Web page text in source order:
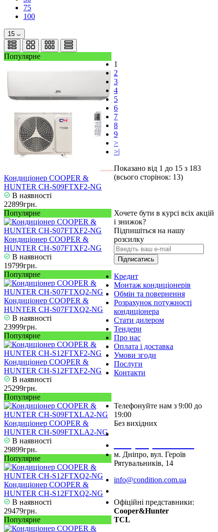
75
100
15
Популярне
Кондиціонер COOPER &
HUNTER CH-S09FTXF2-NG
В наявності
22899грн.
Популярне
Кондиціонер COOPER &
HUNTER CH-S07FTXF2-NG
В наявності
19799грн.
Популярне
Кондиціонер COOPER &
HUNTER CH-S07FTXQ2-NG
В наявності
23999грн.
Популярне
Кондиціонер COOPER &
HUNTER CH-S12FTXF2-NG
В наявності
25299грн.
Популярне
Кондиціонер COOPER &
HUNTER CH-S09FTXLA2-NG
В наявності
29899грн.
Популярне
Кондиціонер COOPER &
HUNTER CH-S12FTXQ2-NG
В наявності
29479грн.
Популярне
1
2
3
4
5
6
7
8
9
>
>|
Показано від 1 до 15 з 183
(всього сторінок: 13)
Хочете бути в курсі всіх акцій
і знижок?
Підпишіться на нашу
розсилку
Підписатись
Кредит
Монтаж кондиціонерів
Обмін та повернення
Розрахунок потужності
кондиціонера
Стати дилером
Тендери
Про нас
Оплата і доставка
Умови згоди
Послуги
Контакти
Телефонуйте нам з 9:00 до
19:00
Без вихідних
м. Дніпро, вул. Героїв
Рятувальників, 14
info@condition.com.ua
Офіційні представники:
Cooper&Hunter
TCL